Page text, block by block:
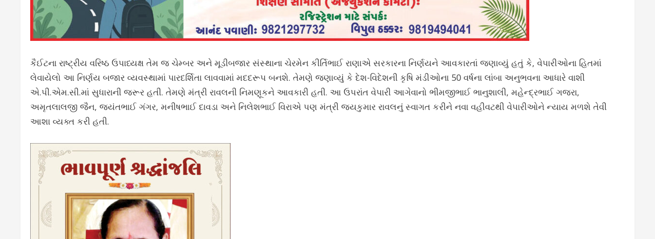
કૈઈટના રાષ્ટ્રીય વરિષ્ઠ ઉપાધ્યક્ષ તેમ જ ચેમ્બર અને મૂડીબજાર સંસ્થાના ચેરમેન કીર્તિભાઈ રાણાએ સરકારના નિર્ણયને આવકારતાં જણાવ્યું હતું કે, વેપારીઓના હિતમાં
લેવાયેલો આ નિર્ણય બજાર વ્યવસ્થામાં પારદર્શિતા લાવવામાં મદદરૂપ બનશે. તેમણે જણાવ્યું કે દેશ-વિદેશની કૃષિ મંડીઓના 50 વર્ષના લાંબા અનુભવના આધારે વાશી
એ.પી.એમ.સી.માં સુધારાની જરૂર હતી. તેમણે મંત્રી રાવલની નિમણૂકને આવકારી હતી. આ ઉપરાંત વેપારી આગેવાનો ભીમજીભાઈ ભાનુશાલી, મહેન્દ્રભાઈ ગજરા,
અમૃતલાલજી જૈન, જયંતભાઈ ગંગર, મનીષભાઈ દાવડા અને નિલેશભાઈ વિરાએ પણ મંત્રી જયકુમાર રાવલનું સ્વાગત કરીને નવા વહીવટથી વેપારીઓને ન્યાય મળશે તેવી
આશા વ્યક્ત કરી હતી.